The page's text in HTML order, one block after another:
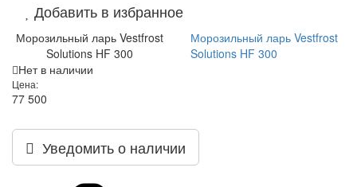
Добавить в избранное
Морозильный ларь Vestfrost
Solutions HF 300
Морозильный ларь Vestfrost
Solutions HF 300
Нет в наличии
Цена:
77 500
Уведомить о наличии